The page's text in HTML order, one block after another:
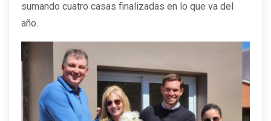
sumando cuatro casas finalizadas en lo que va del
año.